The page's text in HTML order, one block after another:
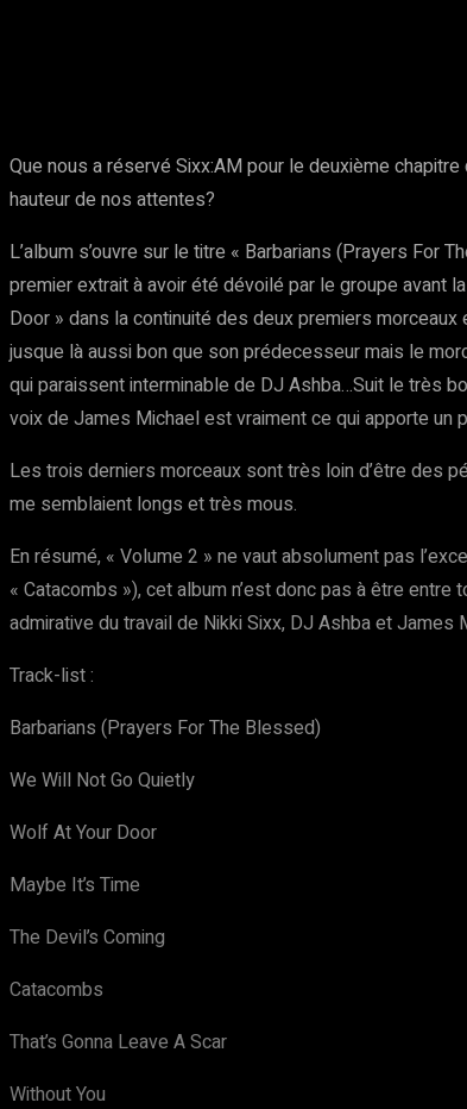
Que nous a réservé Sixx:AM pour le deuxième
hauteur de nos attentes?
L’album s’ouvre sur le titre « Barbarians (Prayers For
premier extrait à avoir été dévoilé par le groupe avant
Door » dans la continuité des deux premiers morceaux
jusque là aussi bon que son prédecesseur mais le
qui paraissent interminable de DJ Ashba…Suit le très
voix de James Michael est vraiment ce qui apporte un
Les trois derniers morceaux sont très loin d’être des
me semblaient longs et très mous.
En résumé, « Volume 2 » ne vaut absolument pas
« Catacombs »), cet album n’est donc pas à être
admirative du travail de Nikki Sixx, DJ Ashba et
Track-list :
Barbarians (Prayers For The Blessed)
We Will Not Go Quietly
Wolf At Your Door
Maybe It’s Time
The Devil’s Coming
Catacombs
That’s Gonna Leave A Scar
Without You